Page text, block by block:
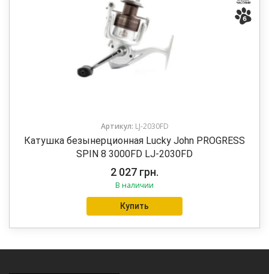
Артикул: LJ-2030FD
Катушка безынерционная Lucky John PROGRESS
SPIN 8 3000FD LJ-2030FD
2 027 грн.
В наличии
Купить